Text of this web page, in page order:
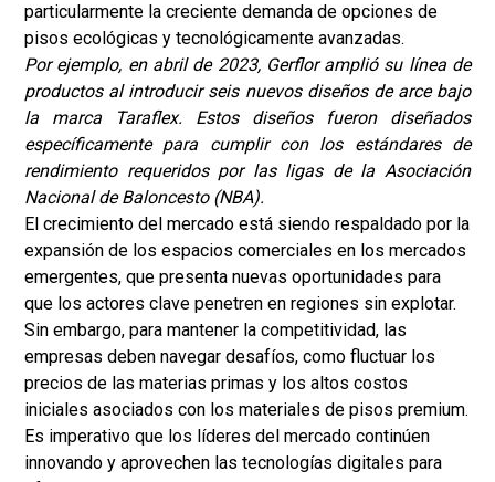
particularmente la creciente demanda de opciones de
pisos ecológicas y tecnológicamente avanzadas.
Por ejemplo, en abril de 2023, Gerflor amplió su línea de
productos al introducir seis nuevos diseños de arce bajo
la marca Taraflex. Estos diseños fueron diseñados
específicamente para cumplir con los estándares de
rendimiento requeridos por las ligas de la Asociación
Nacional de Baloncesto (NBA).
El crecimiento del mercado está siendo respaldado por la
expansión de los espacios comerciales en los mercados
emergentes, que presenta nuevas oportunidades para
que los actores clave penetren en regiones sin explotar.
Sin embargo, para mantener la competitividad, las
empresas deben navegar desafíos, como fluctuar los
precios de las materias primas y los altos costos
iniciales asociados con los materiales de pisos premium.
Es imperativo que los líderes del mercado continúen
innovando y aprovechen las tecnologías digitales para